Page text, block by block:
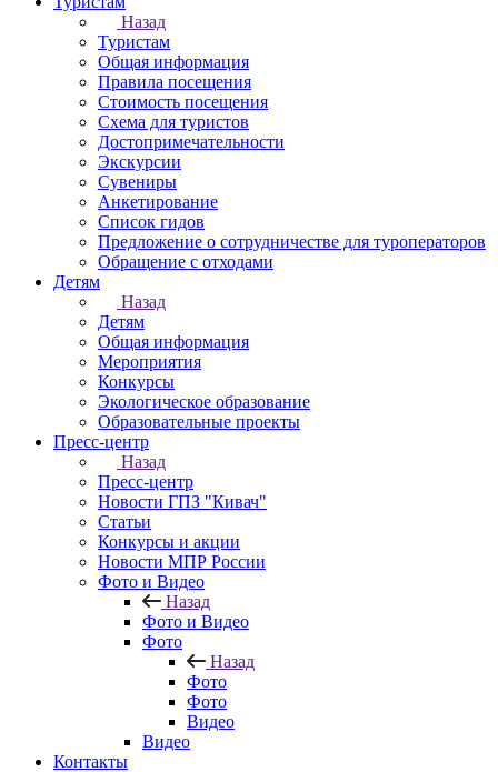
Назад
Туристам
Общая информация
Правила посещения
Стоимость посещения
Схема для туристов
Достопримечательности
Экскурсии
Сувениры
Анкетирование
Список гидов
Предложение о сотрудничестве для туроператоров
Обращение с отходами
Детям
Назад
Детям
Общая информация
Мероприятия
Конкурсы
Экологическое образование
Образовательные проекты
Пресс-центр
Назад
Пресс-центр
Новости ГПЗ "Кивач"
Статьи
Конкурсы и акции
Новости МПР России
Фото и Видео
Назад
Фото и Видео
Фото
Назад
Фото
Фото
Видео
Видео
Контакты